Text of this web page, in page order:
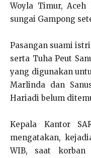
Woyla Timur,
sungai Gampong
Pasangan suami
serta Tuha Peut
yang digunakan
Marlinda dan
Hariadi belum
Kepala Kantor
mengatakan,
WIB, saat korban